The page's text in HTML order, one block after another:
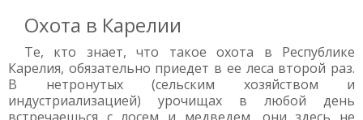
Охота в Карелии
Те, кто знает, что такое охота в Республике
Карелия, обязательно приедет в ее леса второй раз.
В нетронутых (сельским хозяйством и
индустриализацией) урочищах в любой день